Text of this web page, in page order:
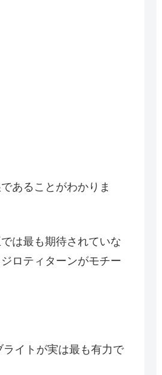
あることがわかりま
は最も期待されていな
ロティターンがモチー
イトが実は最も有力で